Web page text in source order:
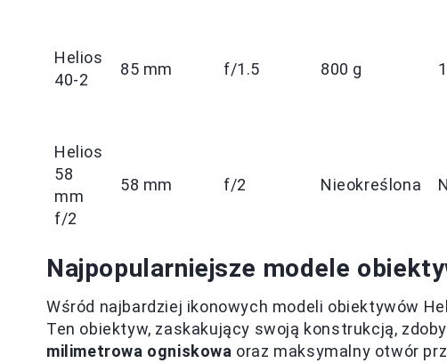
Helios
40-2
85 mm f/1.5 800 g
Helios
58
mm
f/2
58 mm f/2 Nieokreślona
Najpopularniejsze modele
Wśród najbardziej ikonowych modeli obiektywów
Ten obiektyw, zaskakujący swoją konstrukcją,
milimetrowa ogniskowa oraz maksymalny otwór